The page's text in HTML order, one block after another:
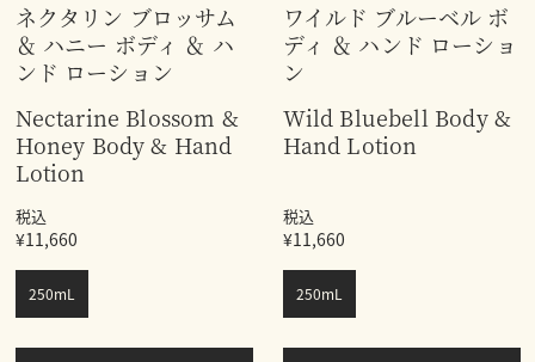
ネクタリン ブロッサム
＆ ハニー ボディ ＆ ハ
ンド ローション
Nectarine Blossom &
Honey Body & Hand
Lotion
税込
¥11,660
250mL
ワイルド ブルーベル ボ
ディ ＆ ハンド ローショ
ン
Wild Bluebell Body &
Hand Lotion
税込
¥11,660
250mL